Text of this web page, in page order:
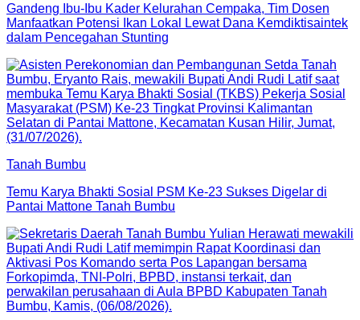
Gandeng Ibu-Ibu Kader Kelurahan Cempaka, Tim Dosen
Manfaatkan Potensi Ikan Lokal Lewat Dana Kemdiktisaintek
dalam Pencegahan Stunting
Tanah Bumbu
Temu Karya Bhakti Sosial PSM Ke-23 Sukses Digelar di
Pantai Mattone Tanah Bumbu